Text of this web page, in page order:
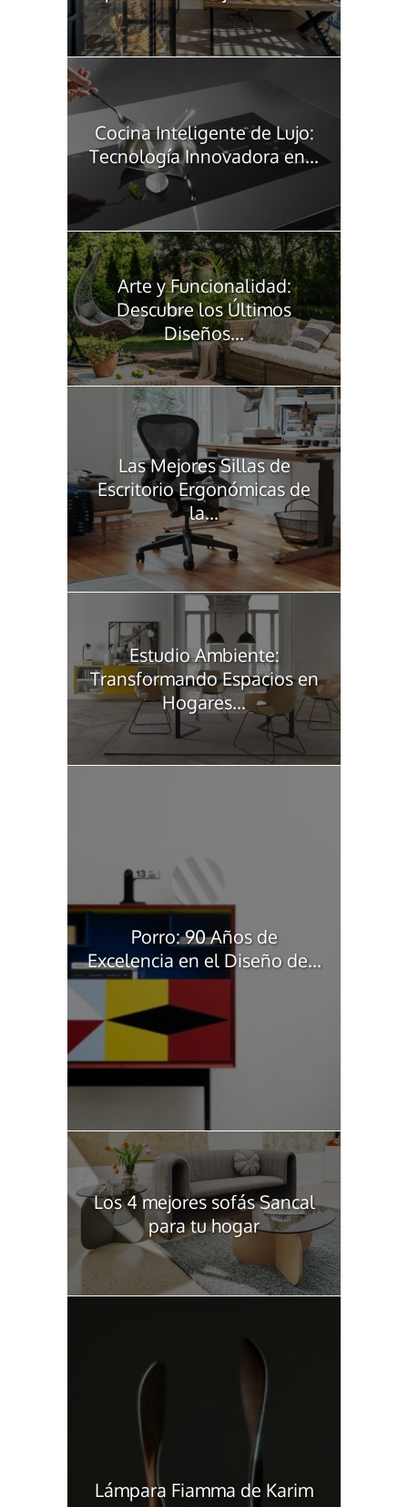
Cocina Inteligente de Lujo:
Tecnología Innovadora en...
Arte y Funcionalidad:
Descubre los Últimos
Diseños...
Las Mejores Sillas de
Escritorio Ergonómicas de
la...
Estudio Ambiente:
Transformando Espacios en
Hogares...
Porro: 90 Años de
Excelencia en el Diseño de...
Los 4 mejores sofás Sancal
para tu hogar
Lámpara Fiamma de Karim